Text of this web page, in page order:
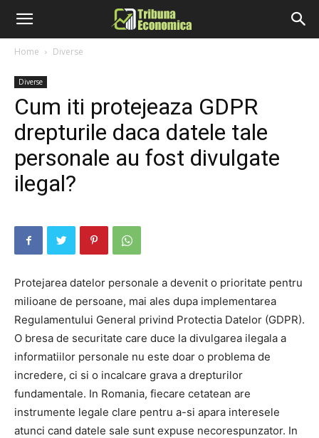
Home Diverse
Diverse
Cum iti protejeaza GDPR
drepturile daca datele tale
personale au fost divulgate
ilegal?
Protejarea datelor personale a devenit o prioritate pentru
milioane de persoane, mai ales dupa implementarea
Regulamentului General privind Protectia Datelor (GDPR).
O bresa de securitate care duce la divulgarea ilegala a
informatiilor personale nu este doar o problema de
incredere, ci si o incalcare grava a drepturilor
fundamentale. In Romania, fiecare cetatean are
instrumente legale clare pentru a-si apara interesele
atunci cand datele sale sunt expuse necorespunzator. In